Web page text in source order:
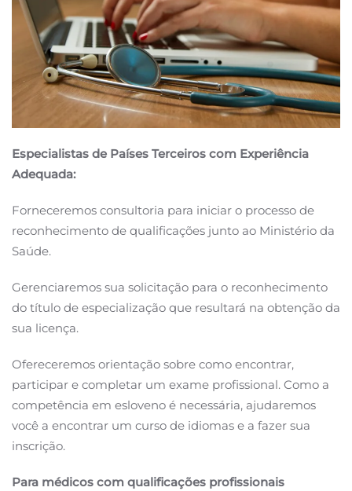
Especialistas de Países Terceiros com Experiência
Adequada:
Forneceremos consultoria para iniciar o processo de
reconhecimento de qualificações junto ao Ministério da
Saúde.
Gerenciaremos sua solicitação para o reconhecimento
do título de especialização que resultará na obtenção da
sua licença.
Ofereceremos orientação sobre como encontrar,
participar e completar um exame profissional. Como a
competência em esloveno é necessária, ajudaremos
você a encontrar um curso de idiomas e a fazer sua
inscrição.
Para médicos com qualificações profissionais